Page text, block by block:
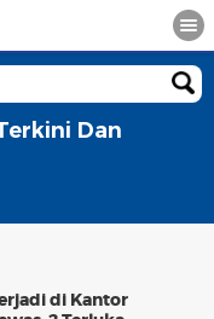
Dan
di Kantor